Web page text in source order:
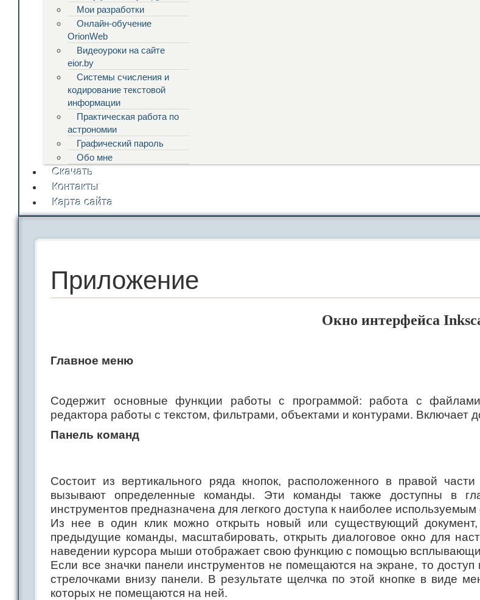
Мои разработки
Онлайн-обучение
OrionWeb
Видеоуроки на сайте
eior.by
Системы счисления и
кодирование текстовой
информации
Практическая работа по
астрономии
Графический пароль
Обо мне
Скачать
Контакты
Карта сайта
Приложение
Окно интерфейса
Главное меню
Содержит основные функции работы с программой: работа с
редактора работы с текстом, фильтрами, объектами и контурами.
Панель команд
Состоит из вертикального ряда кнопок, расположенного в правой
вызывают определенные команды. Эти команды также доступны в
инструментов предназначена для легкого доступа к наиболее
Из нее в один клик можно открыть новый или существующий документ,
предыдущие команды, масштабировать, открыть диалоговое окно для
наведении курсора мыши отображает свою функцию с помощью
Если все значки панели инструментов не помещаются на экране, то
стрелочками внизу панели. В результате щелчка по этой кнопке в виде
которых не помещаются на ней.